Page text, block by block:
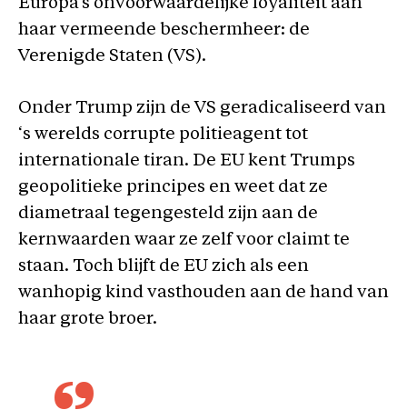
Europa’s onvoorwaardelijke loyaliteit aan
haar vermeende beschermheer: de
Verenigde Staten (VS).
Onder Trump zijn de VS geradicaliseerd van
‘s werelds corrupte politieagent tot
internationale tiran. De EU kent Trumps
geopolitieke principes en weet dat ze
diametraal tegengesteld zijn aan de
kernwaarden waar ze zelf voor claimt te
staan. Toch blijft de EU zich als een
wanhopig kind vasthouden aan de hand van
haar grote broer.